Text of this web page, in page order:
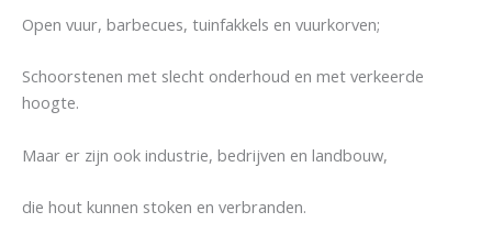
Open vuur, barbecues, tuinfakkels en vuurkorven;
Schoorstenen met slecht onderhoud en met verkeerde
hoogte.
Maar er zijn ook industrie, bedrijven en landbouw,
die hout kunnen stoken en verbranden.